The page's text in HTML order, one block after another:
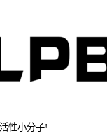
性小分子!